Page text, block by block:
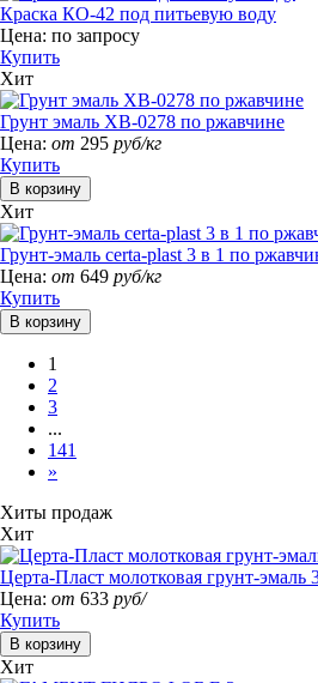
Краска КО-42 под питьевую воду
Цена: по запросу
Купить
Хит
Грунт эмаль ХВ-0278 по ржавчине
Цена: от 295 руб/кг
Купить
Хит
Грунт-эмаль certa-plast 3 в 1 по
Цена: от 649 руб/кг
Купить
1
2
3
...
141
»
Хиты продаж
Хит
Церта-Пласт молотковая грунт-эмаль
Цена: от 633 руб/
Купить
Хит